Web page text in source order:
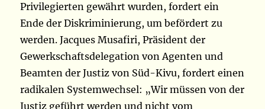
Privilegierten gewährt wurden, fordert ein
Ende der Diskriminierung, umbefördert zu
werden. Jacques Musafiri, Präsident der
Gewerkschaftsdelegation von Agenten und
Beamten der Justiz von Süd-Kivu, fordert einen
radikalen Systemwechsel: „Wir müssen von der
Justiz geführt werden und nicht vom